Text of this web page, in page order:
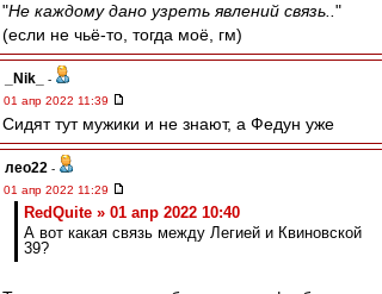
"Не каждому дано узреть явлений связь.. "
(если не чьё-то, тогда моё, гм)
_Nik_
-
01 апр 2022 11:39
Сидят тут мужики и не знают, а Федун уже
лео22 -
01 апр 2022 11:29
RedQuite » 01 апр 2022 10:40
А вот какая связь между Легией и Квиновской
39?